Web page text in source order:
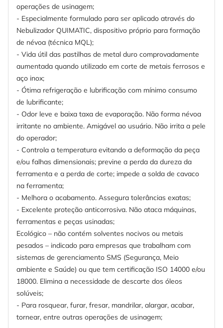
operações de usinagem;
- Especialmente formulado para ser aplicado através do
Nebulizador QUIMATIC, dispositivo próprio para formação
de névoa (técnica MQL);
- Vida útil das pastilhas de metal duro comprovadamente
aumentada quando utilizado em corte de metais ferrosos e
aço inox;
- Ótima refrigeração e lubrificação com mínimo consumo
de lubrificante;
- Odor leve e baixa taxa de evaporação. Não forma névoa
irritante no ambiente. Amigável ao usuário. Não irrita a pele
do operador;
- Controla a temperatura evitando a deformação da peça
e/ou falhas dimensionais; previne a perda da dureza da
ferramenta e a perda de corte; impede a solda de cavaco
na ferramenta;
- Melhora o acabamento. Assegura tolerâncias exatas;
- Excelente proteção anticorrosiva. Não ataca máquinas,
ferramentas e peças usinadas;
Ecológico – não contém solventes nocivos ou metais
pesados – indicado para empresas que trabalham com
sistemas de gerenciamento SMS (Segurança, Meio
ambiente e Saúde) ou que tem certificação ISO 14000 e/ou
18000. Elimina a necessidade de descarte dos óleos
solúveis;
- Para rosquear, furar, fresar, mandrilar, alargar, acabar,
tornear, entre outras operações de usinagem;